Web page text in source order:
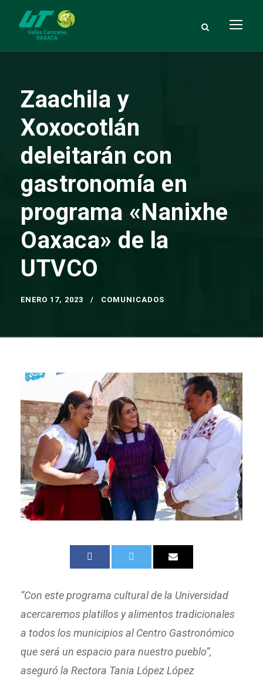
Zaachila y
Xoxocotlán
deleitarán con
gastronomía en
programa «Nanixhe
Oaxaca» de la
UTVCO
ENERO 17, 2023 COMUNICADOS
“Con este programa cultural de la Universidad
acercaremos platillos y alimentos tradicionales
a todos los municipios al Centro Gastronómico
que será un espacio para nuestro pueblo”,
aseguró la Rectora Tania López López